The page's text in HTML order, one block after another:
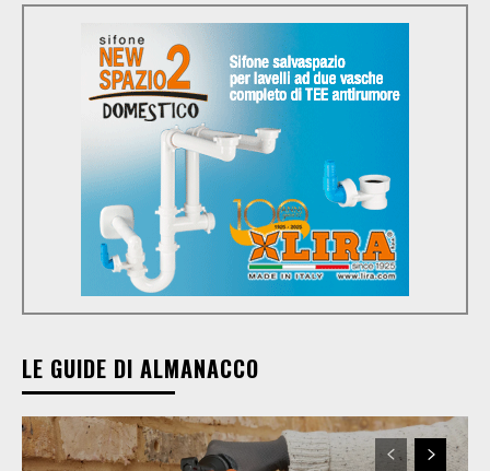
LE GUIDE DI ALMANACCO